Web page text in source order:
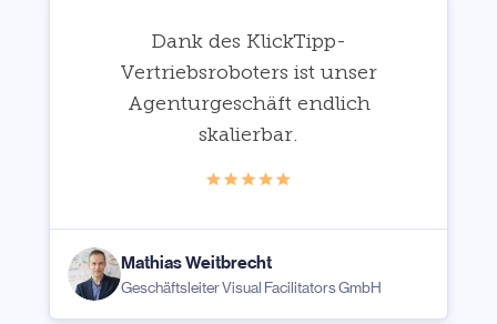
Dank des KlickTipp-
Vertriebsroboters ist unser
Agenturgeschäft endlich
skalierbar.
Mathias Weitbrecht
Geschäftsleiter Visual Facilitators GmbH